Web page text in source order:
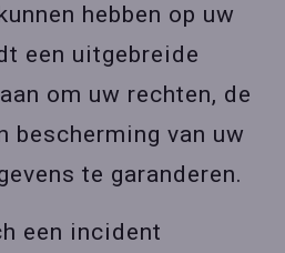
hebben op uw
een uitgebreide
om uw rechten, de
bescherming van uw
te garanderen.
een incident